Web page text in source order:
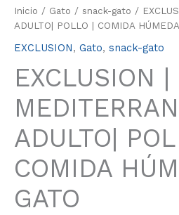
Inicio / Gato / snack-gato /
ADULTO| POLLO | COMIDA
EXCLUSION, Gato, snack-gato
EXCLUSION |
ADULTO|
COMIDA
GATO
ADULTO|
|
HÚMEDA
cantidad